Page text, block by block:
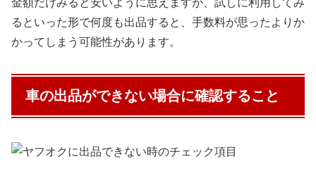
金額だけみると安いように思えますが、試しに利用してみ
るといった形で何度も出品すると、手数料が思ったよりか
かってしまう可能性があります。
車の出品ができない場合に確認すること